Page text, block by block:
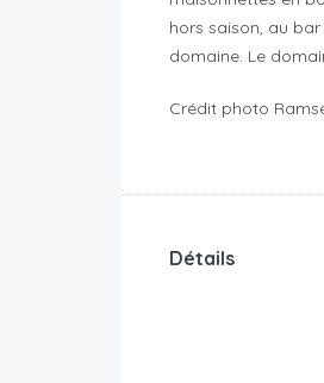
hors saison, au
domaine. Le
Crédit photo
Détails